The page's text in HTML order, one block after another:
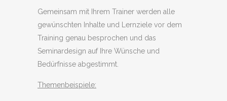
Gemeinsam mit Ihrem Trainer werden alle
gewünschten Inhalte und Lernziele vor dem
Training genau besprochen und das
Seminardesign auf Ihre Wünsche und
Bedürfnisse abgestimmt.
Themenbeispiele: